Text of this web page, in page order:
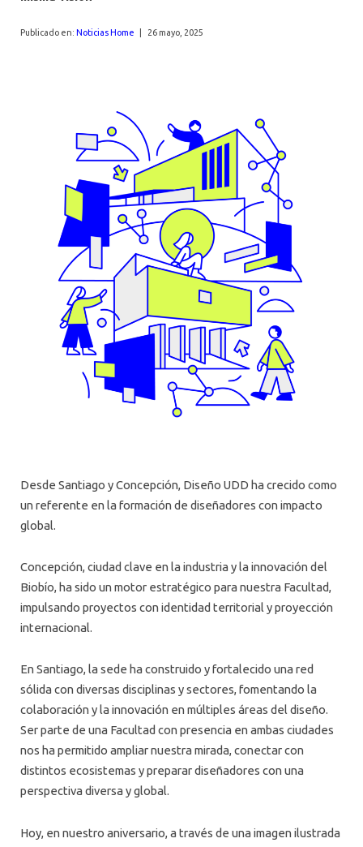
Publicado en: Noticias Home 26 mayo, 2025
Desde Santiago y Concepción, Diseño UDD ha crecido como
un referente en la formación de diseñadores con impacto
global.
Concepción, ciudad clave en la industria y la innovación del
Biobío, ha sido un motor estratégico para nuestra Facultad,
impulsando proyectos con identidad territorial y proyección
internacional.
En Santiago, la sede ha construido y fortalecido una red
sólida con diversas disciplinas y sectores, fomentando la
colaboración y la innovación en múltiples áreas del diseño.
Ser parte de una Facultad con presencia en ambas ciudades
nos ha permitido ampliar nuestra mirada, conectar con
distintos ecosistemas y preparar diseñadores con una
perspectiva diversa y global.
Hoy, en nuestro aniversario, a través de una imagen ilustrada